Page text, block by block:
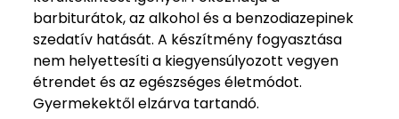
barbiturátok, az alkohol és a benzodiazepinek
szedatív hatását. A készítmény fogyasztása
nem helyettesíti a kiegyensúlyozott vegyen
étrendet és az egészséges életmódot.
Gyermekektől elzárva tartandó.